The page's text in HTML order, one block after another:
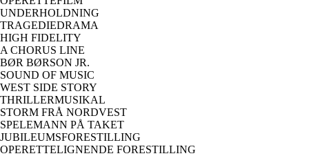
UNDERHOLDNING
TRAGEDIEDRAMA
HIGH FIDELITY
A CHORUS LINE
BØR BØRSON JR.
SOUND OF MUSIC
WEST SIDE STORY
THRILLERMUSIKAL
STORM FRÅ NORDVEST
SPELEMANN PÅ TAKET
JUBILEUMSFORESTILLING
OPERETTELIGNENDE FORESTILLING